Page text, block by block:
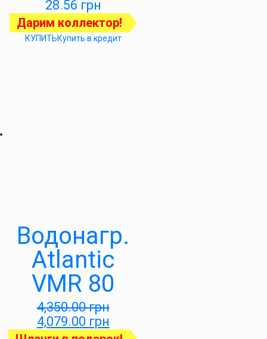
28.56 грн
Дарим коллектор!
КУПИТЬКупить в кредит
Водонагр.
Atlantic
VMR 80
4,350.00грн
4,079.00 грн